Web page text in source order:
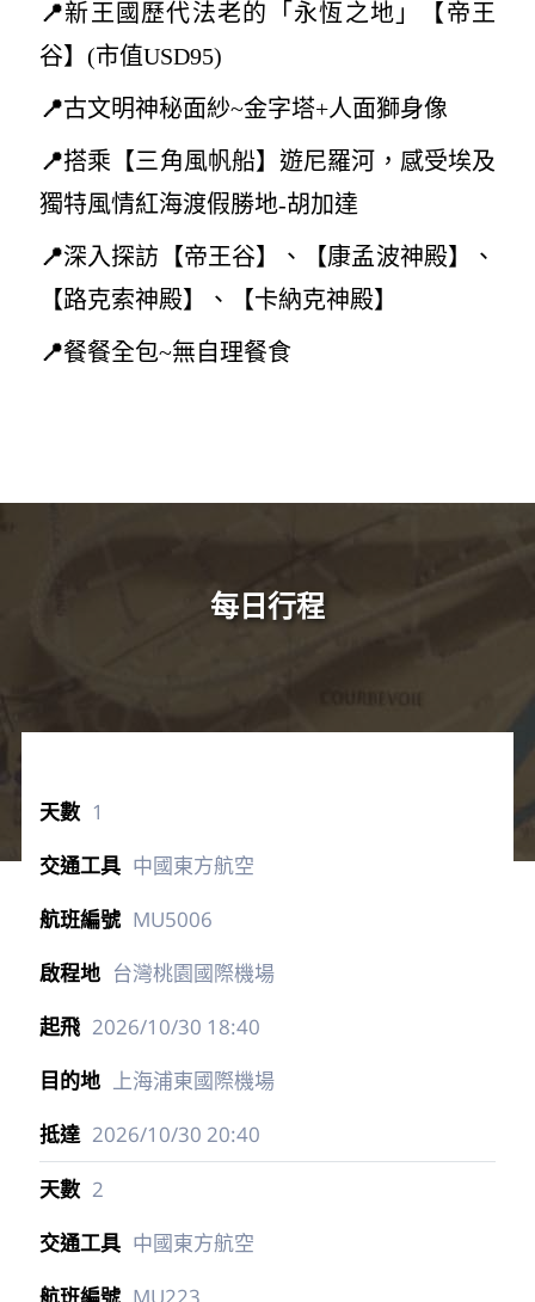
📍新王國歷代法老的「永恆之地」【帝王
谷】(市值USD95)
📍古文明神秘面紗~金字塔+人面獅身像
📍搭乘【三角風帆船】遊尼羅河，感受埃及
獨特風情紅海渡假勝地-胡加達
📍深入探訪【帝王谷】、【康孟波神殿】、
【路克索神殿】、【卡納克神殿】
📍餐餐全包~無自理餐食
每日行程
1
中國東方航空
MU5006
台灣桃園國際機場
2026/10/30 18:40
上海浦東國際機場
2026/10/30 20:40
2
中國東方航空